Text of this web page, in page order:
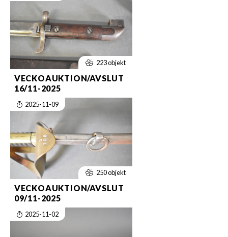
223 objekt
VECKOAUKTION/AVSLUT
16/11-2025
2025-11-09
250 objekt
VECKOAUKTION/AVSLUT
09/11-2025
2025-11-02